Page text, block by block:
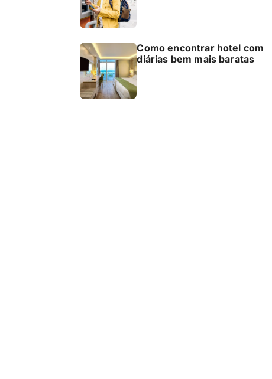
Como encontrar hotel com
diárias bem mais baratas